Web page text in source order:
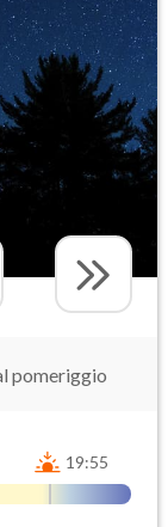
pomeriggio
19:55